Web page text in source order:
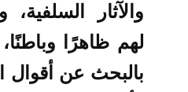
والآثار السلفية،
لهم ظاهرًا
بالبحث عن أقوال